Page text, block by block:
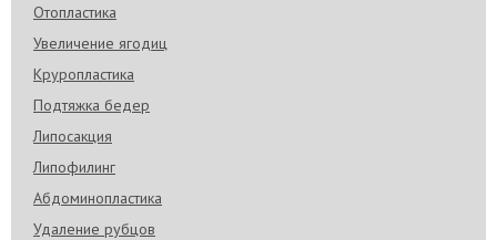
Отопластика
Увеличение ягодиц
Круропластика
Подтяжка бедер
Липосакция
Липофилинг
Абдоминопластика
Удаление рубцов